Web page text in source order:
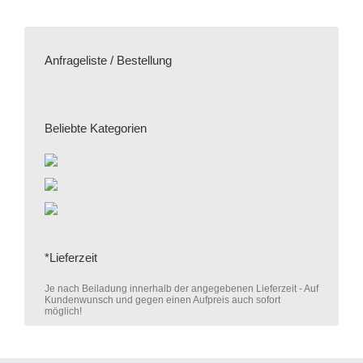
Anfrageliste / Bestellung
Beliebte Kategorien
*Lieferzeit
Je nach Beiladung innerhalb der angegebenen Lieferzeit - Auf
Kundenwunsch und gegen einen Aufpreis auch sofort
möglich!